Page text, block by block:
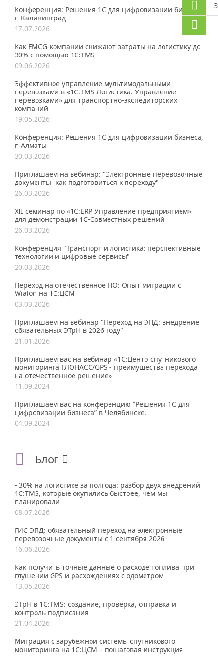
Конференция: Решения 1С для цифровизации бизнеса,
г. Калининград
17.07.2026
Как FMCG-компании снижают затраты на логистику до
30% с помощью 1С:TMS
09.06.2026
Эффективное управление мультимодальными
перевозками в «1С:TMS Логистика. Управление
перевозками» для транспортно-экспедиторских
компаний
19.05.2026
Конференция: Решения 1С для цифровизации бизнеса,
г. Алматы
30.03.2026
Приглашаем на вебинар: "Электронные перевозочные
документы- как подготовиться к переходу"
26.03.2026
XII семинар по «1С:ERP Управление предприятием»
для демонстрации 1C-Совместных решений
26.03.2026
Конференция "Транспорт и логистика: перспективные
технологии и цифровые сервисы"
20.03.2026
Переход на отечественное ПО: Опыт миграции с
Wialon на 1С:ЦСМ
03.03.2026
Приглашаем на вебинар "Переход на ЭПД: внедрение
обязательных ЭТрН в 2026 году"
21.01.2026
Приглашаем вас на вебинар «1С:Центр спутникового
мониторинга ГЛОНАСС/GPS - преимущества перехода
на отечественное решение»
11.09.2024
Приглашаем вас на конференцию “Решения 1С для
цифровизации бизнеса” в Челябинске.
04.09.2024
Блог
- 30% на логистике за полгода: разбор двух внедрений
1С:TMS, которые окупились быстрее, чем мы
планировали
08.07.2026
ГИС ЭПД: обязательный переход на электронные
перевозочные документы с 1 сентября 2026
16.06.2026
Как получить точные данные о расходе топлива при
глушении GPS и расхождениях с одометром
13.05.2026
ЭТрН в 1С:TMS: создание, проверка, отправка и
контроль подписания
21.04.2026
Миграция с зарубежной системы спутникового
мониторинга на 1С:ЦСМ – пошаговая инструкция